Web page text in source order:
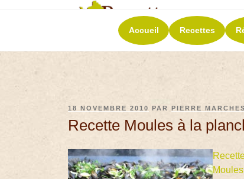
La
Accueil Recettes
18 NOVEMBRE 2010 PARPIERRE
Recette Moules à la
Moules